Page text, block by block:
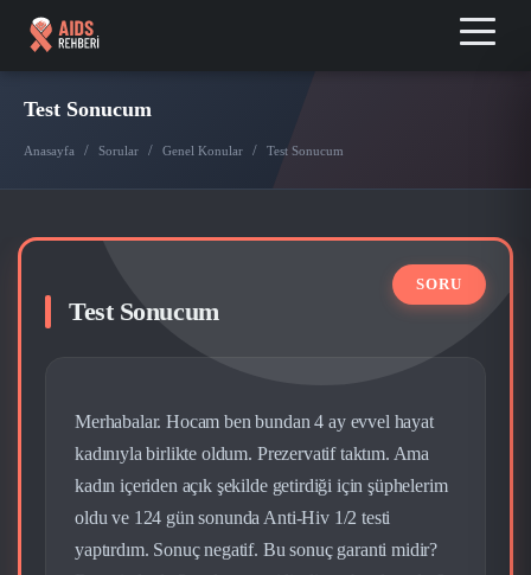
Test Sonucum
Anasayfa / Sorular / Genel Konular / Test Sonucum
Test Sonucum
Merhabalar. Hocam ben bundan 4 ay evvel hayat
kadınıyla birlikte oldum. Prezervatif taktım. Ama
kadın içeriden açık şekilde getirdiği için şüphelerim
oldu ve 124 gün sonunda Anti-Hiv 1/2 testi
yaptırdım. Sonuç negatif. Bu sonuç garanti midir?